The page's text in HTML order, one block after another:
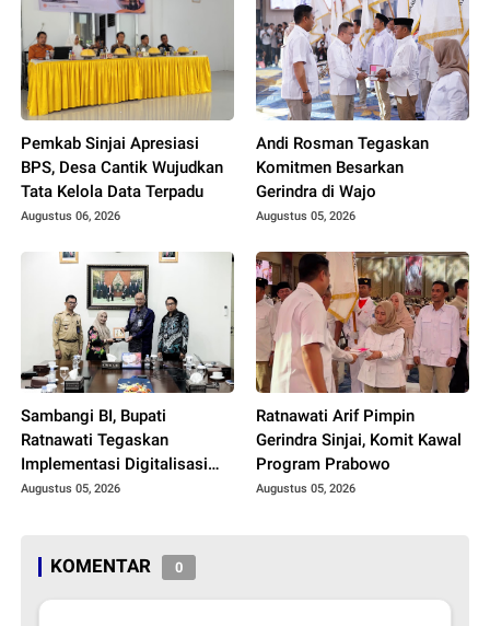
Pemkab Sinjai Apresiasi
BPS, Desa Cantik Wujudkan
Tata Kelola Data Terpadu
Augustus 06, 2026
Andi Rosman Tegaskan
Komitmen Besarkan
Gerindra di Wajo
Augustus 05, 2026
Sambangi BI, Bupati
Ratnawati Tegaskan
Implementasi Digitalisasi
Daerah
Augustus 05, 2026
Ratnawati Arif Pimpin
Gerindra Sinjai, Komit Kawal
Program Prabowo
Augustus 05, 2026
KOMENTAR 0